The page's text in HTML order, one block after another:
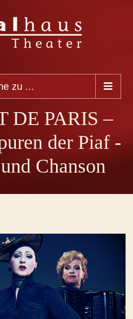
zu ...
DE PARIS –
der Piaf -
Chanson